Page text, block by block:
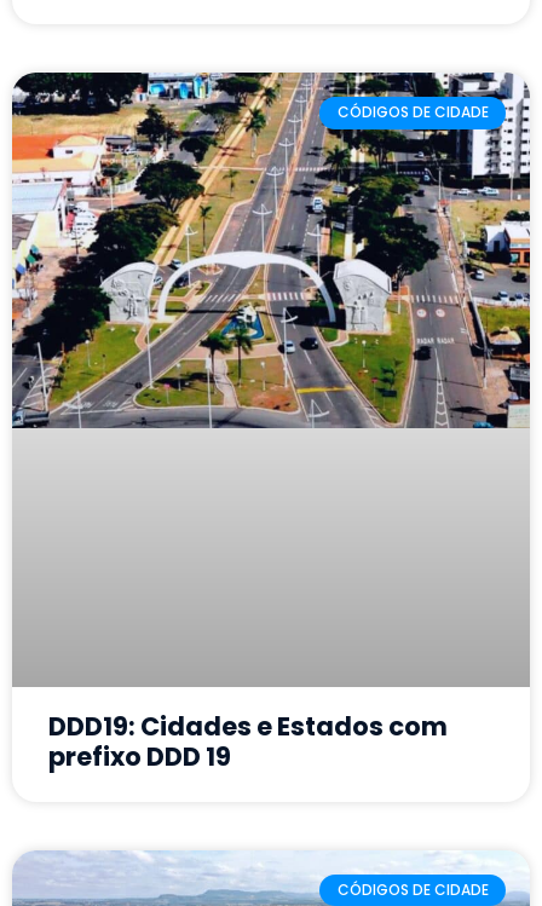
CÓDIGOS DE CIDADE
DDD19: Cidades e Estados com
prefixo DDD 19
CÓDIGOS DE CIDADE